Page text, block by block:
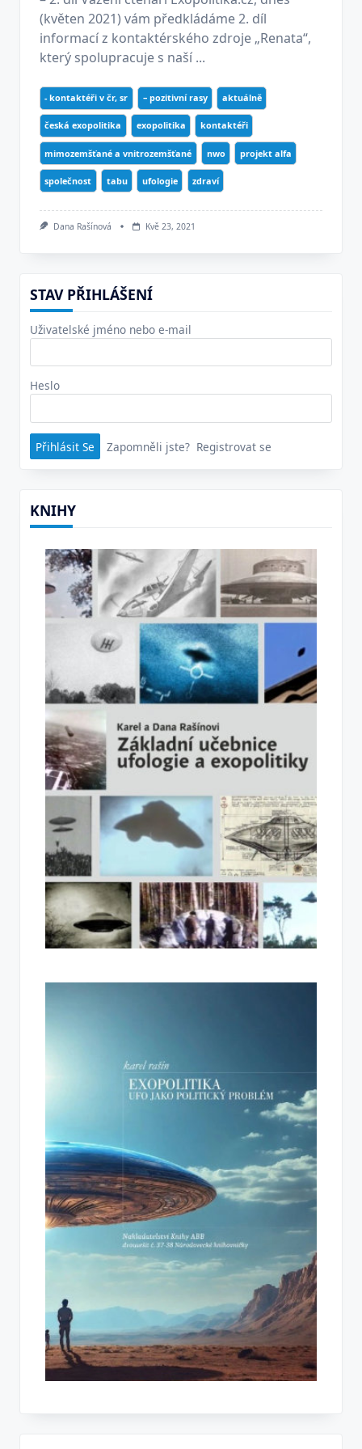
(květen 2021) vám předkládáme 2. díl
informací z kontaktérského zdroje „Renata“,
který spolupracuje s naší ...
- kontaktéři v čr, sr – pozitivní rasy aktuálně
česká exopolitika exopolitika kontaktéři
mimozemšťané a vnitrozemšťané nwo projekt alfa
společnost tabu ufologie zdraví
Dana Rašínová Kvě 23, 2021
STAV PŘIHLÁŠENÍ
Uživatelské jméno nebo e-mail
Heslo
Zapomněli jste? Registrovat se
KNIHY